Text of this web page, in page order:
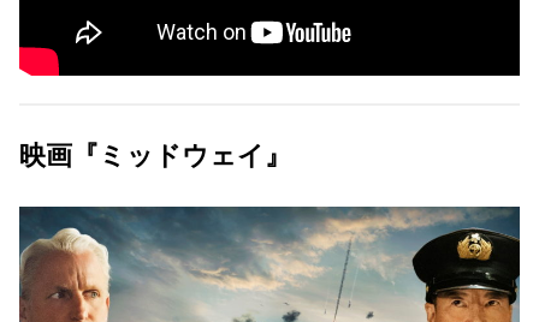
映画『ミッドウェイ』